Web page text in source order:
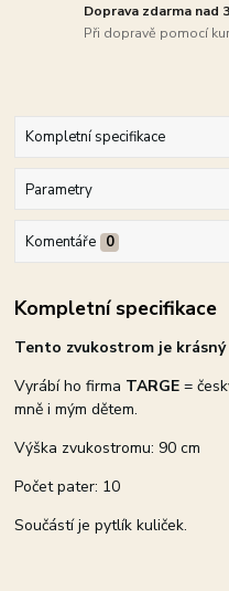
Doprava zdarma nad
Při dopravě pomocí
Kompletní specifikace
Parametry
Komentáře 0
Kompletní specifikace
Tento zvukostrom je
Vyrábí ho firma TARGE =
mně i mým dětem.
Výška zvukostromu: 90 cm
Počet pater: 10
Součástí je pytlík kuliček.